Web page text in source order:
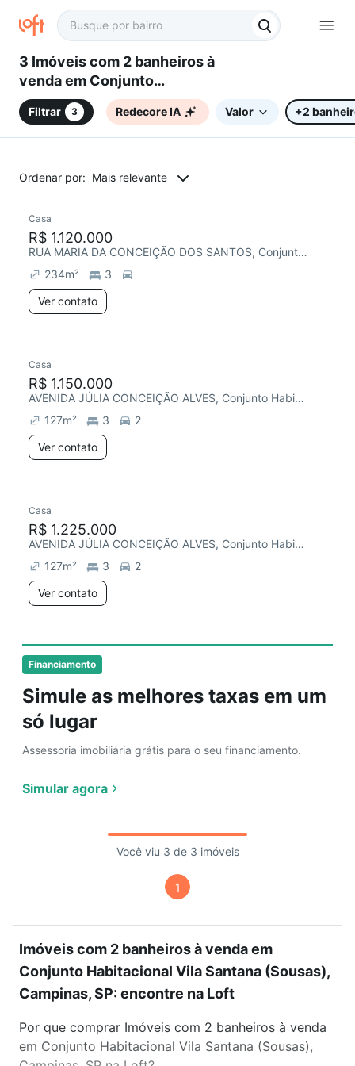
3 Imóveis com 2 banheiros à
venda em Conjunto
Habitacional Vila Santana
(Sousas), Campinas, SP
Filtrar 3 Redecore IA Valor +2
Ordenar por: Mais relevante
Financiamento
Simule as melhores taxas em um
só lugar
Assessoria imobiliária grátis para o seu financiamento.
Simular agora
Casa
R$ 1.120.000
RUA MARIA DA CONCEIÇÃO DOS SANTOS, Conjunto Habitacional Vila Santana (Sousas)
234m²
3
Ver contato
Casa
R$ 1.150.000
AVENIDA JÚLIA CONCEIÇÃO ALVES, Conjunto Habitacional Vila Santana (Sousas)
127m² 3
2
Ver contato
Casa
R$ 1.225.000
AVENIDA JÚLIA CONCEIÇÃO ALVES, Conjunto Habitacional Vila Santana (Sousas)
127m² 3
2
Ver contato
Você viu 3 de 3 imóveis
1
Imóveis com 2 banheiros à venda em
Conjunto Habitacional Vila Santana (Sousas),
Campinas, SP: encontre na Loft
Por que comprar Imóveis com 2 banheiros à venda
em Conjunto Habitacional Vila Santana (Sousas),